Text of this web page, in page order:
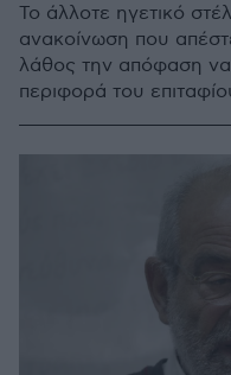
Το άλλοτε ηγετικό
ανακοίνωση που
λάθος την απόφαση
περιφορά του